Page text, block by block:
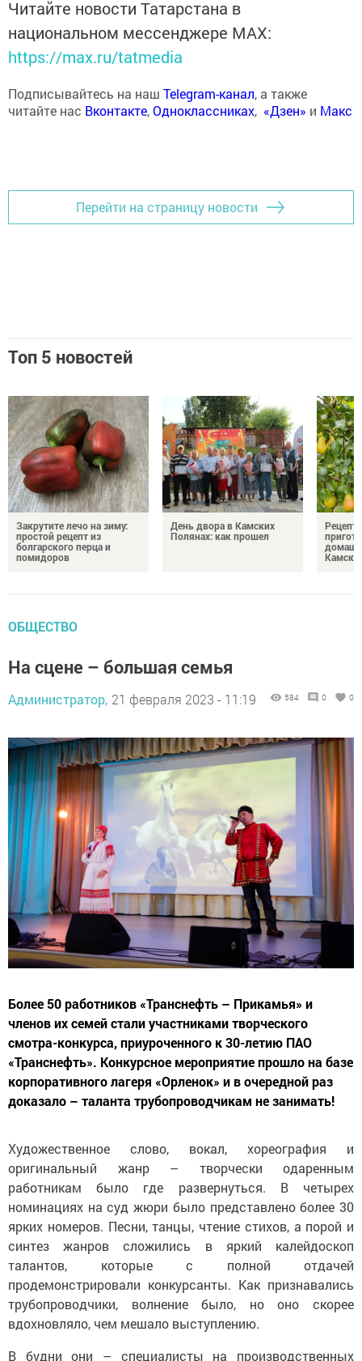
Читайте новости Татарстана в
национальном мессенджере MАХ:
https://max.ru/tatmedia
Подписывайтесь на наш Telegram-канал, а также
читайте нас Вконтакте,Одноклассниках, «Дзен» и Макс
Перейти на страницу новости
Топ 5 новостей
Закрутите лечо на зиму:
простой рецепт из
болгарского перца и
помидоров
День двора в Камских
Полянах: как прошел
ОБЩЕСТВО
На сцене – большая семья
Администратор, 21 февраля 2023 - 11:19 584 0 0
Более 50 работников «Транснефть – Прикамья» и
членов их семей стали участниками творческого
смотра-конкурса, приуроченного к 30-летию ПАО
«Транснефть». Конкурсное мероприятие прошло на базе
корпоративного лагеря «Орленок» и в очередной раз
доказало – таланта трубопроводчикам не занимать!
Художественное слово, вокал, хореография и
оригинальный жанр – творчески одаренным
работникам было где развернуться. В четырех
номинациях на суд жюри было представлено более 30
ярких номеров. Песни, танцы, чтение стихов, а порой и
синтез жанров сложились в яркий калейдоскоп
талантов, которые с полной отдачей
продемонстрировали конкурсанты. Как признавались
трубопроводчики, волнение было, но оно скорее
вдохновляло, чем мешало выступлению.
В будни они – специалисты на производственных